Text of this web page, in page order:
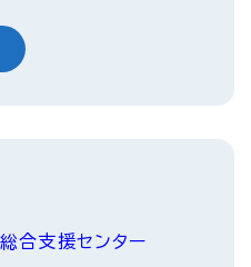
合支援センター